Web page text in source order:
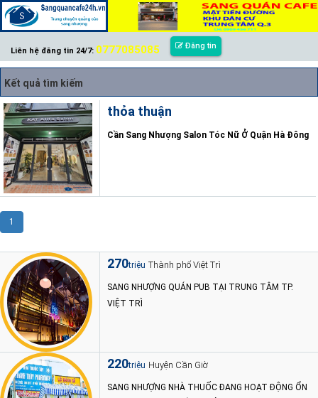
Liên hệ đăng tin 24/7: 0777085085 Đăng tin
Kết quả tìm kiếm
thỏa thuận
Cần Sang Nhượng Salon Tóc Nữ Ở Quận Hà Đông
1
270triệu Thành phố Việt Trì
SANG NHƯỢNG QUÁN PUB TẠI TRUNG TÂM TP.
VIỆT TRÌ
220triệu Huyện Cần Giờ
SANG NHƯỢNG NHÀ THUỐC ĐANG HOẠT ĐỘNG ỔN